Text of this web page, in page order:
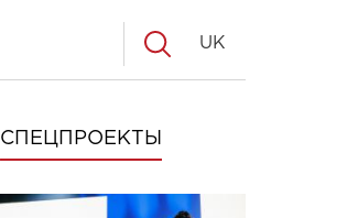
UK
СПЕЦПРОЕКТЫ